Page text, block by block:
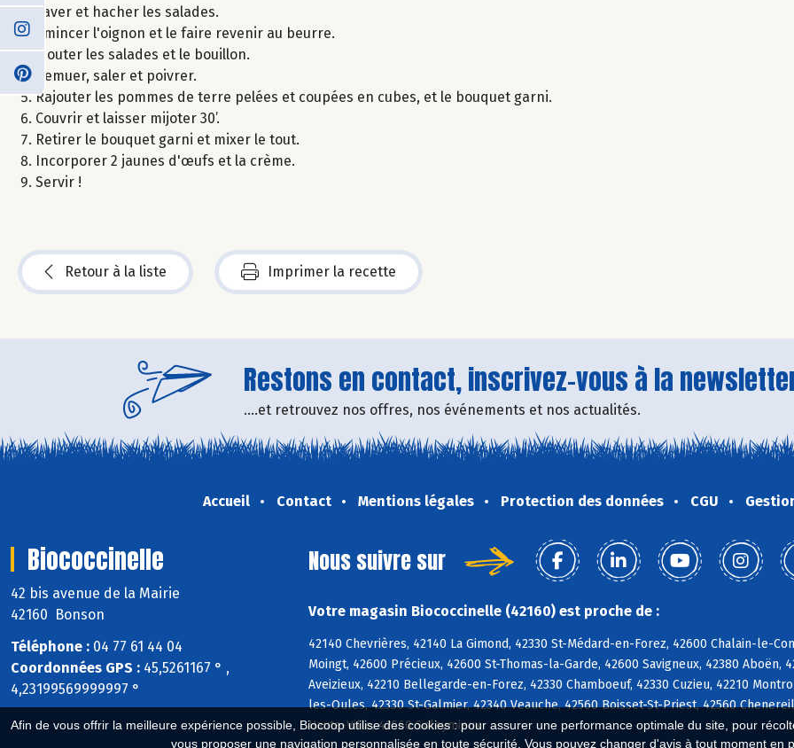
Afin de vous offrir la meilleure expérience possible, Biocoop utilise des cookies : pour assurer une performance optimale du site, pour
vous proposer une navigation personnalisée en toute sécurité. Vous pouvez changer d'avis à tout moment en
Laver et hacher les salades.
Emincer l'oignon et le faire revenir au beurre.
Ajouter les salades et le bouillon.
Remuer, saler et poivrer.
Rajouter les pommes de terre pelées et coupées en cubes, et le bouquet garni.
Couvrir et laisser mijoter 30’.
Retirer le bouquet garni et mixer le tout.
Incorporer 2 jaunes d'œufs et la crème.
Servir !
Retour à la liste Imprimer la recette
Restons en contact, inscrivez-vous à la
....et retrouvez nos offres, nos événements et nos actualités.
Accueil Contact Mentions légales Protection des données CGU
Biococcinelle
42 bis avenue de la Mairie
42160 Bonson
Téléphone : 04 77 61 44 04
Coordonnées GPS : 45,5261167 ° ,
4,23199569999997 °
Nous suivre sur
Votre magasin Biococcinelle (42160) est proche de :
42140 Chevrières, 42140 La Gimond, 42330 St-Médard-en-Forez, 42600 Chalain-le-
Moingt, 42600 Précieux, 42600 St-Thomas-la-Garde, 42600 Savigneux, 42380
Aveizieux, 42210 Bellegarde-en-Forez, 42330 Chamboeuf, 42330 Cuzieu, 42210
les-Oules, 42330 St-Galmier, 42340 Veauche, 42560 Boisset-St-Priest, 42560
Haute-Ville, 42560 Soleymieux